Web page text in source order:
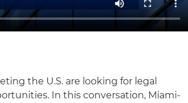
the U.S. are looking for legal
In this conversation, Miami-